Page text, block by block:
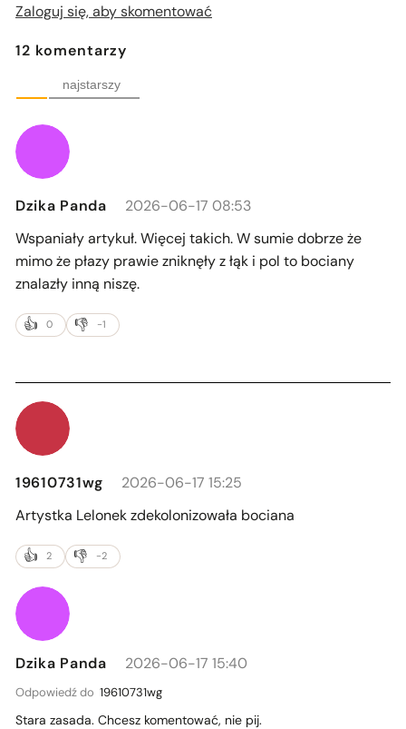
Zaloguj się, aby skomentować
12 komentarzy
najstarszy
Dzika Panda
2026-06-17 08:53
Wspaniały artykuł. Więcej takich. W sumie dobrze że
mimo że płazy prawie zniknęły z łąk i pol to bociany
znalazły inną niszę.
0 -1
19610731wg
2026-06-17 15:25
Artystka Lelonek zdekolonizowała bociana
2 -2
Dzika Panda 2026-06-17 15:40
Odpowiedź do 19610731wg
Stara zasada. Chcesz komentować, nie pij.